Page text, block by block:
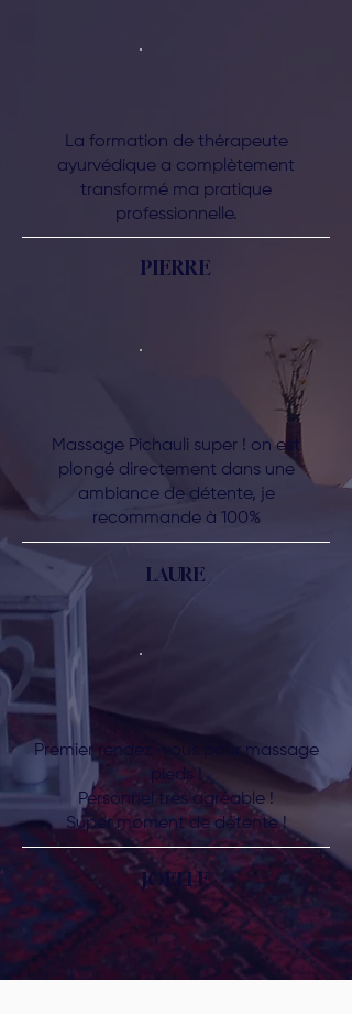
La formation de thérapeute
ayurvédique a complètement
transformé ma pratique
professionnelle.
PIERRE
Massage Pichauli super ! on est
plongé directement dans une
ambiance de détente, je
recommande à 100%
LAURE
Premier rendez-vous pour massage
pieds !
Personnel très agréable !
Super moment de détente !
JOELLE